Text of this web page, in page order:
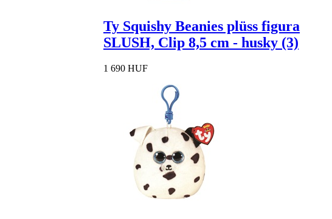
Ty Squishy Beanies plüss figura
SLUSH, Clip 8,5 cm - husky (3)
1 690 HUF